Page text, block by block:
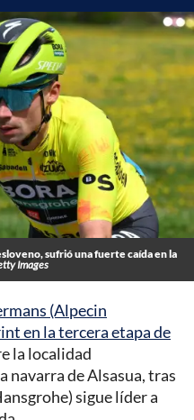
sufrió una fuerte caída en la
Images
(Alpecin
en la tercera etapa de
la localidad
navarra de Alsasua, tras
sigue líder a